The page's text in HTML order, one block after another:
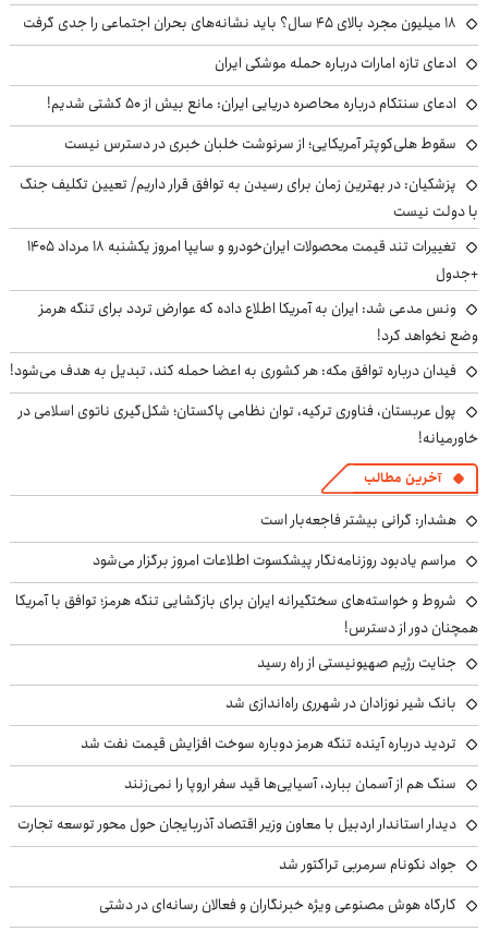
۱۸ میلیون مجرد بالای ۴۵ سال؟ باید نشانه‌های بحران اجتماعی را جدی گرفت
ادعای تازه امارات درباره حمله موشکی ایران
ادعای سنتکام درباره محاصره دریایی ایران: مانع بیش از ۵۰ کشتی شدیم!
سقوط هلی‌کوپتر آمریکایی؛ از سرنوشت خلبان خبری در دسترس نیست
پزشکیان‌: در بهترین زمان برای رسیدن به توافق قرار داریم/ تعیین تکلیف جنگ
با دولت نیست
تغییرات تند قیمت محصولات ایران‌خودرو و سایپا امروز یکشنبه ۱۸ مرداد ۱۴۰۵
+جدول
ونس مدعی شد: ایران به آمریکا اطلاع داده که عوارض تردد برای تنگه هرمز
وضع نخواهد کرد!
فیدان درباره توافق مکه: هر کشوری به اعضا حمله کند، تبدیل به هدف می‌شود!
پول عربستان، فناوری ترکیه، توان نظامی پاکستان؛ شکل‌گیری ناتوی اسلامی در
خاورمیانه!
آخرین مطالب
هشدار: گرانی بیشتر فاجعه‌بار است
مراسم یادبود روزنامه‌نگار پیشکسوت اطلاعات امروز برگزار می‌شود
شروط و خواسته‌های سختگیرانه ایران برای بازگشایی تنگه هرمز؛ توافق با آمریکا
همچنان دور از دسترس!
جنایت رژیم صهیونیستی از راه رسید
بانک شیر نوزادان در شهرری راه‌اندازی شد
تردید درباره آینده تنگه هرمز دوباره سوخت افزایش قیمت نفت شد
سنگ هم از آسمان ببارد، آسیایی‌ها قید سفر اروپا را نمی‌زنند
دیدار استاندار اردبیل با معاون وزیر اقتصاد آذربایجان حول محور توسعه تجارت
جواد نکونام سرمربی تراکتور شد
کارگاه هوش مصنوعی ویژه خبرنگاران و فعالان رسانه‌ای در دشتی